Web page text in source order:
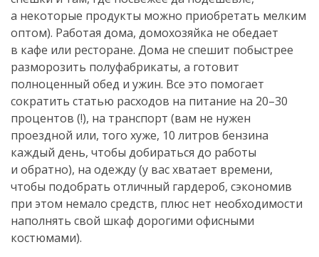
а некоторые продукты можно приобретать мелким
оптом). Работая дома, домохозяйка не обедает
в кафе или ресторане. Дома не спешит побыстрее
разморозить полуфабрикаты, а готовит
полноценный обед и ужин. Все это помогает
сократить статью расходов на питание на 20–30
процентов (!), на транспорт (вам не нужен
проездной или, того хуже, 10 литров бензина
каждый день, чтобы добираться до работы
и обратно), на одежду (у вас хватает времени,
чтобы подобрать отличный гардероб, сэкономив
при этом немало средств, плюс нет необходимости
наполнять свой шкаф дорогими офисными
костюмами).